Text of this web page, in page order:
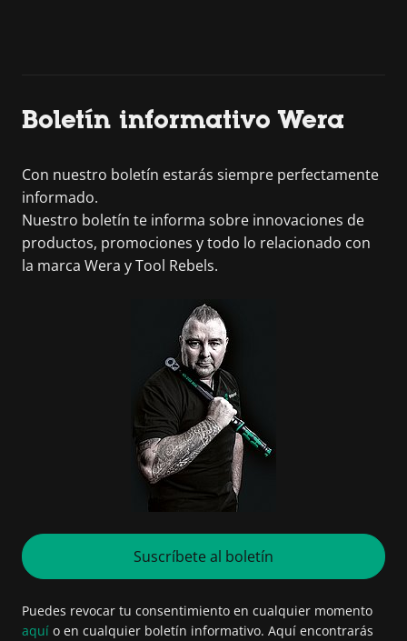
Boletín informativo Wera
Con nuestro boletín estarás siempre perfectamente
informado.
Nuestro boletín te informa sobre innovaciones de
productos, promociones y todo lo relacionado con
la marca Wera y Tool Rebels.
Suscríbete al boletín
Puedes revocar tu consentimiento en cualquier momento
aquí o en cualquier boletín informativo. Aquí encontrarás